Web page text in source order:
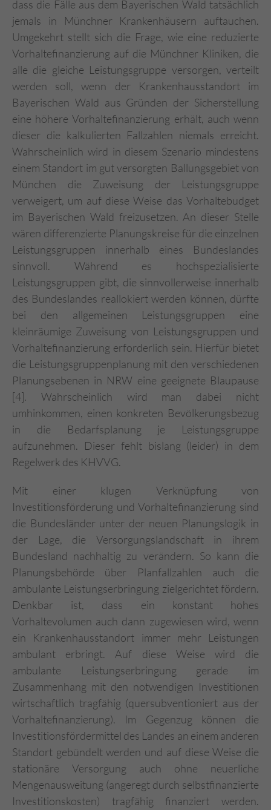
dass die Fälle aus dem Bayerischen Wald tatsächlich
jemals in Münchner Krankenhäusern auftauchen.
Umgekehrt stellt sich die Frage, wie eine reduzierte
Vorhaltefinanzierung auf die Münchner Kliniken, die
alle die gleiche Leistungsgruppe versorgen, verteilt
werden soll, wenn der Krankenhausstandort im
Bayerischen Wald aus Gründen der Sicherstellung
eine höhere Vorhaltefinanzierung erhält, auch wenn
dieser die kalkulierten Fallzahlen niemals erreicht.
Wahrscheinlich wird in diesem Szenario mindestens
einem Standort im gut versorgten Ballungsgebiet von
München die Zuweisung der Leistungsgruppe
verweigert, um auf diese Weise das Vorhaltebudget
im Bayerischen Wald freizusetzen. An dieser Stelle
wären differenzierte Planungskreise für die einzelnen
Leistungsgruppen innerhalb eines Bundeslandes
sinnvoll. Während es hochspezialisierte
Leistungsgruppen gibt, die sinnvollerweise innerhalb
des Bundeslandes reallokiert werden können, dürfte
bei den allgemeinen Leistungsgruppen eine
kleinräumige Zuweisung von Leistungsgruppen und
Vorhaltefinanzierung erforderlich sein. Hierfür bietet
die Leistungsgruppenplanung mit den verschiedenen
Planungsebenen in NRW eine geeignete Blaupause
[4]. Wahrscheinlich wird man dabei nicht
umhinkommen, einen konkreten Bevölkerungsbezug
in die Bedarfsplanung je Leistungsgruppe
aufzunehmen. Dieser fehlt bislang (leider) in dem
Regelwerk des KHVVG.
Mit einer klugen Verknüpfung von
Investitionsförderung und Vorhaltefinanzierung sind
die Bundesländer unter der neuen Planungslogik in
der Lage, die Versorgungslandschaft in ihrem
Bundesland nachhaltig zu verändern. So kann die
Planungsbehörde über Planfallzahlen auch die
ambulante Leistungserbringung zielgerichtet fördern.
Denkbar ist, dass ein konstant hohes
Vorhaltevolumen auch dann zugewiesen wird, wenn
ein Krankenhausstandort immer mehr Leistungen
ambulant erbringt. Auf diese Weise wird die
ambulante Leistungserbringung gerade im
Zusammenhang mit den notwendigen Investitionen
wirtschaftlich tragfähig (quersubventioniert aus der
Vorhaltefinanzierung). Im Gegenzug können die
Investitionsfördermittel des Landes an einem anderen
Standort gebündelt werden und auf diese Weise die
stationäre Versorgung auch ohne neuerliche
Mengenausweitung (angeregt durch selbstfinanzierte
Investitionskosten) tragfähig finanziert werden.